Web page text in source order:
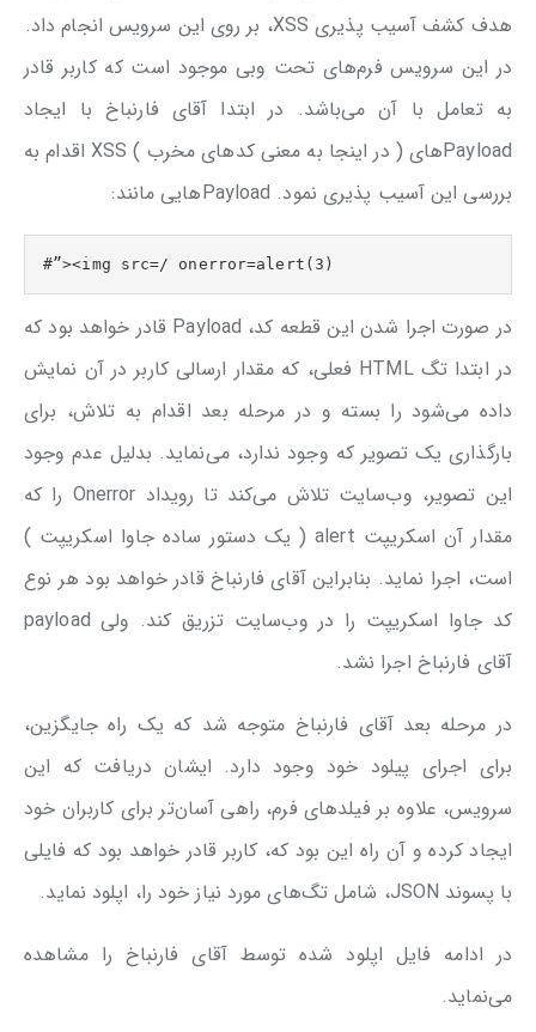
هدف کشف آسیب پذیری XSS، بر روی این سرویس انجام داد.
در این سرویس فرم‌های تحت وبی موجود است که کاربر قادر
به تعامل با آن می‌باشد. در ابتدا آقای فارنباخ با ایجاد
Payload‌های ( در اینجا به معنی کد‌های مخرب ) XSS اقدام به
بررسی این آسیب پذیری نمود. Payload‌هایی مانند:
#”><img src=/ onerror=alert(3)
در صورت اجرا شدن این قطعه کد، Payload قادر خواهد بود که
در ابتدا تگ HTML فعلی، که مقدار ارسالی کاربر در آن نمایش
داده می‌شود را بسته و در مرحله بعد اقدام به تلاش، برای
بارگذاری یک تصویر که وجود ندارد، می‌نماید. بدلیل عدم وجود
این تصویر، وب‌سایت تلاش می‌کند تا رویداد Onerror را که
مقدار آن اسکریپت alert ( یک دستور ساده جاوا اسکریپت )
است، اجرا نماید. بنابراین آقای فارنباخ قادر خواهد بود هر نوع
کد جاوا اسکریپت را در وب‌سایت تزریق کند. ولی payload
آقای فارنباخ اجرا نشد.
در مرحله بعد آقای فارنباخ متوجه شد که یک راه جایگزین،
برای اجرای پیلود خود وجود دارد. ایشان دریافت که این
سرویس، علاوه بر فیلد‌های فرم، راهی آسان‌تر برای کاربران خود
ایجاد کرده و آن راه این بود که، کاربر قادر خواهد بود که فایلی
با پسوند JSON، شامل تگ‌های مورد نیاز خود را، اپلود نماید.
در ادامه فایل اپلود شده توسط آقای فارنباخ را مشاهده
می‌نماید.